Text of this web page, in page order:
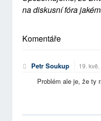
na diskusní fóra
Komentáře
Petr Soukup 19.
Problém ale je, že ty